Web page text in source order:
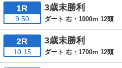
1R
9:50
3歳未勝利
ダート 右・1000m 12頭
2R
10:15
3歳未勝利
ダート 右・1700m 12頭